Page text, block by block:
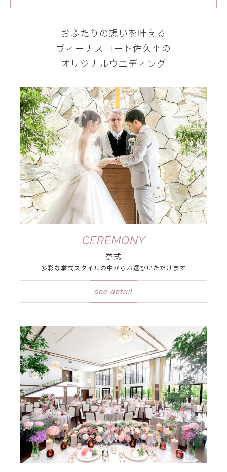
おふたりの想いを叶える
ヴィーナスコート佐久平の
オリジナルウエディング
CEREMONY
挙式
多彩な挙式スタイル の中から お選びいただけます
see detail